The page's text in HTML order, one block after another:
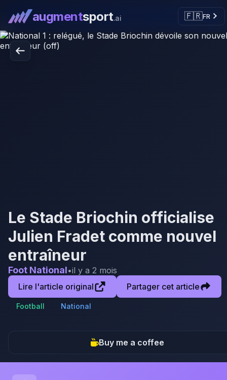
augmentsport.ai 🇫🇷FR
Le Stade Briochin officialise
Julien Fradet comme nouvel
entraîneur
Foot National•il y a 2 mois
Lire l'article original
Partager cet article
Football National
Buy me a coffee